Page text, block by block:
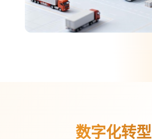
数字化转型